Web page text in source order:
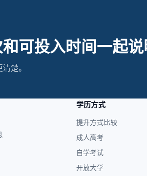
可投入时间一起说
楚。
学历方式
提升方式比较
成人高考
自学考试
开放大学